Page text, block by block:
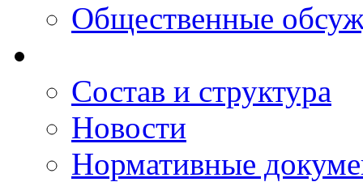
Общественные
Состав и структура
Новости
Нормативные